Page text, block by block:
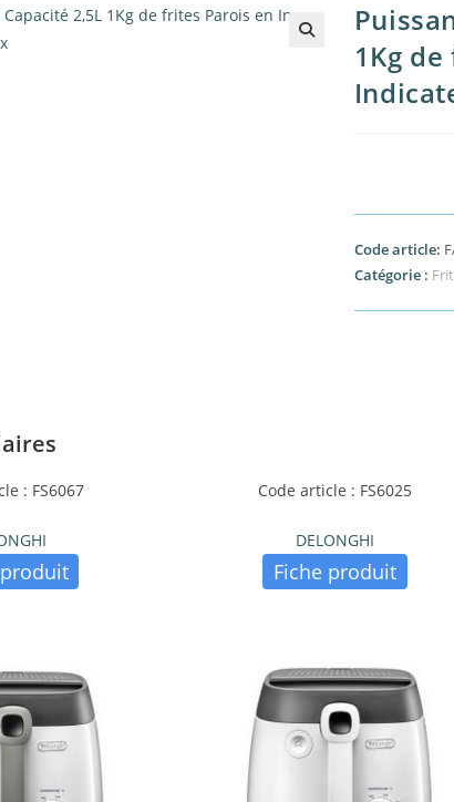
1Kg
Code article:
Catégorie :
: FS6067 Code article : FS6025
DELONGHI
Fiche produit